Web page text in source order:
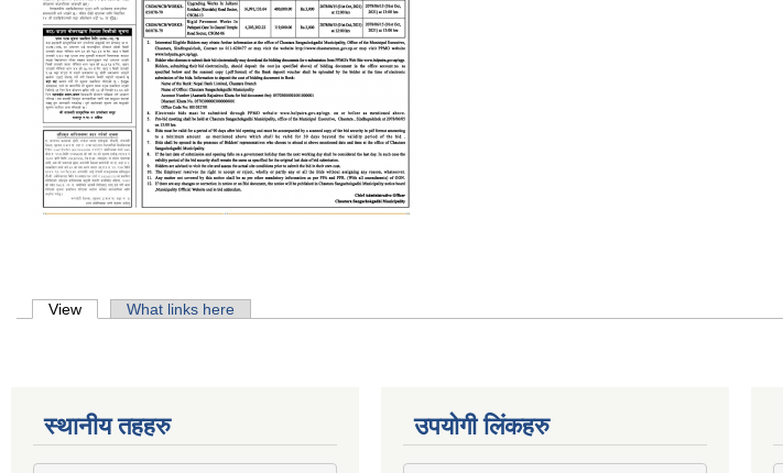
Primary tabs
View (active tab)What links here
स्थानीय तहहरु उपयोगी लिंकहरु